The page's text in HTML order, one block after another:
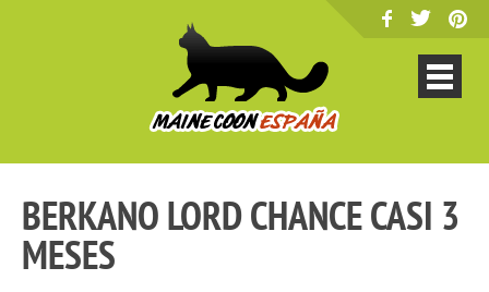
BERKANO LORD CHANCE CASI 3
MESES